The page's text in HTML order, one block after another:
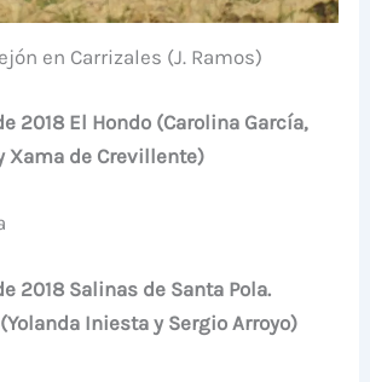
en Carrizales (J. Ramos)
2018 El Hondo (Carolina García,
Xama de Crevillente)
2018 Salinas de Santa Pola.
Iniesta y Sergio Arroyo)